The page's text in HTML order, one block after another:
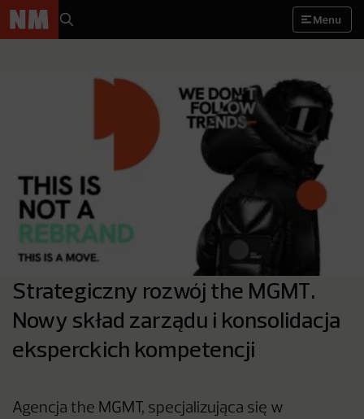
Menu
Strategiczny rozwój the MGMT.
Nowy skład zarządu i konsolidacja
eksperckich kompetencji
Agencja the MGMT, specjalizująca się w